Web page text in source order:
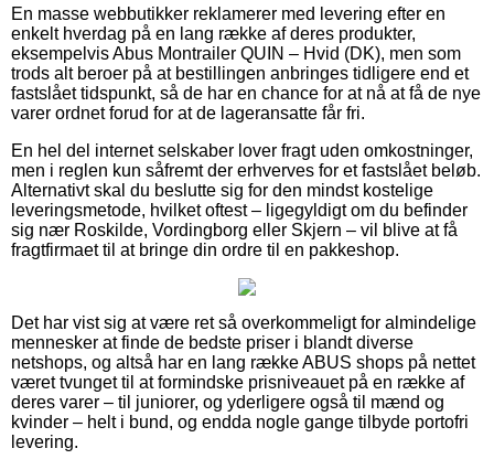
En masse webbutikker reklamerer med levering efter en
enkelt hverdag på en lang række af deres produkter,
eksempelvis Abus Montrailer QUIN – Hvid (DK), men som
trods alt beroer på at bestillingen anbringes tidligere end et
fastslået tidspunkt, så de har en chance for at nå at få de nye
varer ordnet forud for at de lageransatte får fri.
En hel del internet selskaber lover fragt uden omkostninger,
men i reglen kun såfremt der erhverves for et fastslået beløb.
Alternativt skal du beslutte sig for den mindst kostelige
leveringsmetode, hvilket oftest – ligegyldigt om du befinder
sig nær Roskilde, Vordingborg eller Skjern – vil blive at få
fragtfirmaet til at bringe din ordre til en pakkeshop.
Det har vist sig at være ret så overkommeligt for almindelige
mennesker at finde de bedste priser i blandt diverse
netshops, og altså har en lang række ABUS shops på nettet
været tvunget til at formindske prisniveauet på en række af
deres varer – til juniorer, og yderligere også til mænd og
kvinder – helt i bund, og endda nogle gange tilbyde portofri
levering.